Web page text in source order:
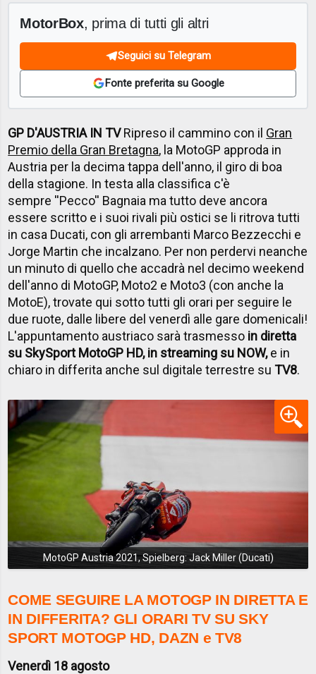
MotorBox, prima di tutti gli altri
Seguici su Telegram
Fonte preferita su Google
GP D'AUSTRIA IN TVRipreso il cammino con il Gran
Premio della Gran Bretagna, la MotoGP approda in
Austria per la decima tappa dell'anno, il giro di boa
della stagione. In testa alla classifica c'è
sempre ''Pecco'' Bagnaia ma tutto deve ancora
essere scritto e i suoi rivali più ostici se li ritrova tutti
in casa Ducati, con gli arrembanti Marco Bezzecchi e
Jorge Martin che incalzano. Per non perdervi neanche
un minuto di quello che accadrà nel decimo weekend
dell'anno di MotoGP, Moto2 e Moto3 (con anche la
MotoE), trovate qui sotto tutti gli orari per seguire le
due ruote, dalle libere del venerdì alle gare domenicali!
L'appuntamento austriaco sarà trasmesso in diretta
su SkySport MotoGP HD, in streaming su NOW,e in
chiaro in differita anche sul digitale terrestre suTV8.
MotoGP Austria 2021, Spielberg: Jack Miller (Ducati)
COME SEGUIRE LA MOTOGP IN DIRETTA E
IN DIFFERITA? GLI ORARI TV SU SKY
SPORT MOTOGP HD, DAZN e TV8
Venerdì 18 agosto